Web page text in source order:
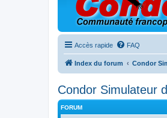
Accès rapide FAQ
Index du forum Condor
Condor Simulateur
FORUM